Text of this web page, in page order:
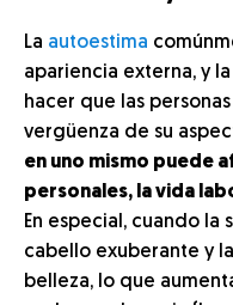
La autoestima
apariencia externa, y
hacer que las
vergüenza de su
en uno mismo puede
personales, la vida
En especial, cuando
cabello exuberante y
belleza, lo que